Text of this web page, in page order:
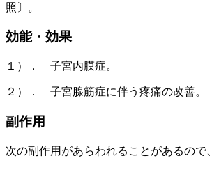
照〕。
効能・効果
１）． 子宮内膜症。
２）． 子宮腺筋症に伴う疼痛の改善。
副作用
次の副作用があらわれることがあるので